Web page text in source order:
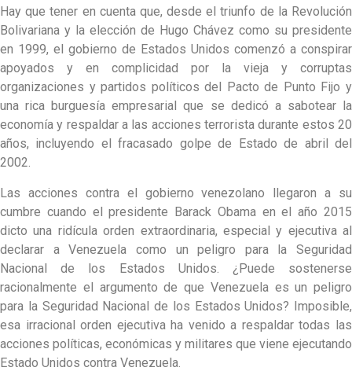
Hay que tener en cuenta que, desde el triunfo de la Revolución
Bolivariana y la elección de Hugo Chávez como su presidente
en 1999, el gobierno de Estados Unidos comenzó a conspirar
apoyados y en complicidad por la vieja y corruptas
organizaciones y partidos políticos del Pacto de Punto Fijo y
una rica burguesía empresarial que se dedicó a sabotear la
economía y respaldar a las acciones terrorista durante estos 20
años, incluyendo el fracasado golpe de Estado de abril del
2002.
Las acciones contra el gobierno venezolano llegaron a su
cumbre cuando el presidente Barack Obama en el año 2015
dicto una ridícula orden extraordinaria, especial y ejecutiva al
declarar a Venezuela como un peligro para la Seguridad
Nacional de los Estados Unidos. ¿Puede sostenerse
racionalmente el argumento de que Venezuela es un peligro
para la Seguridad Nacional de los Estados Unidos? Imposible,
esa irracional orden ejecutiva ha venido a respaldar todas las
acciones políticas, económicas y militares que viene ejecutando
Estado Unidos contra Venezuela.